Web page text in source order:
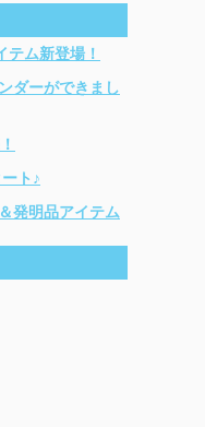
テム新登場！
ダーができまし
ト♪
発明品アイテム